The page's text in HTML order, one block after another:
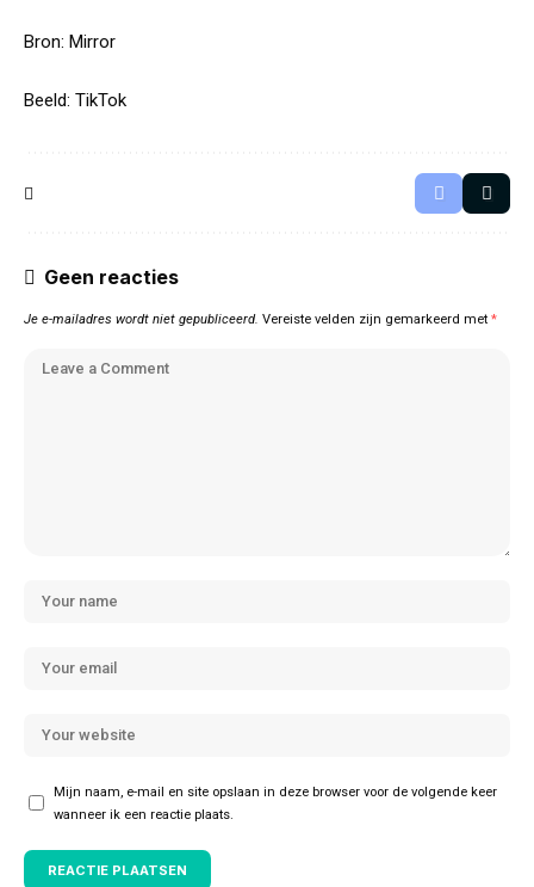
Bron: Mirror
Beeld: TikTok
Geen reacties
Je e-mailadres wordt niet gepubliceerd. Vereiste velden zijn gemarkeerd met *
Mijn naam, e-mail en site opslaan in deze browser voor de volgende keer
wanneer ik een reactie plaats.